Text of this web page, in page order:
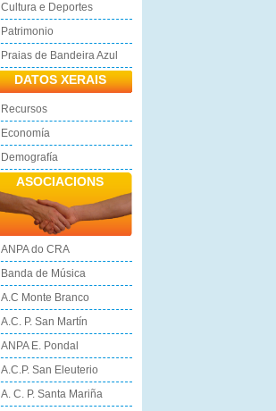
Cultura e Deportes
Patrimonio
Praias de Bandeira Azul
DATOS XERAIS
Recursos
Economía
Demografía
ASOCIACIONS
ANPA do CRA
Banda de Música
A.C Monte Branco
A.C. P. San Martín
ANPA E. Pondal
A.C.P. San Eleuterio
A. C. P. Santa Mariña